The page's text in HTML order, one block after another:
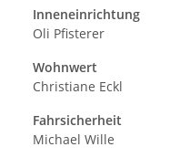
Inneneinrichtung
Oli Pfisterer
Wohnwert
Christiane Eckl
Fahrsicherheit
Michael Wille